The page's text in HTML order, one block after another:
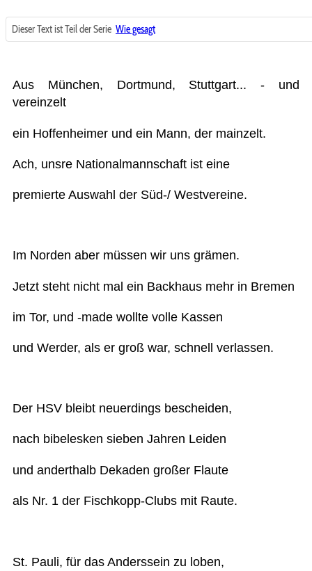
Dieser Text ist Teil der Serie Wie gesagt
Aus München, Dortmund, Stuttgart... - und
vereinzelt
ein Hoffenheimer und ein Mann, der mainzelt.
Ach, unsre Nationalmannschaft ist eine
premierte Auswahl der Süd-/ Westvereine.
Im Norden aber müssen wir uns grämen.
Jetzt steht nicht mal ein Backhaus mehr in Bremen
im Tor, und -made wollte volle Kassen
und Werder, als er groß war, schnell verlassen.
Der HSV bleibt neuerdings bescheiden,
nach bibelesken sieben Jahren Leiden
und anderthalb Dekaden großer Flaute
als Nr. 1 der Fischkopp-Clubs mit Raute.
St. Pauli, für das Anderssein zu loben,